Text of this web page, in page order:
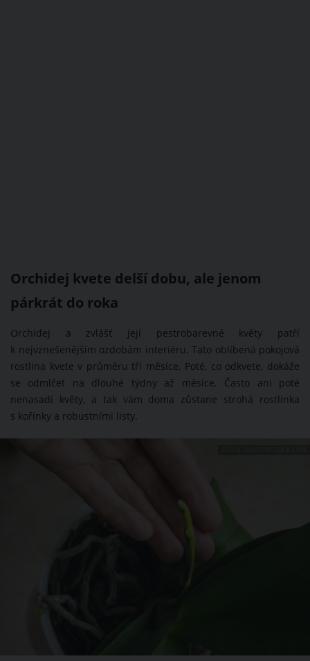
Orchidej kvete delší dobu, ale jenom
párkrát do roka
Orchidej a zvlášť její pestrobarevné květy patří
k nejvznešenějším ozdobám interiéru. Tato oblíbená pokojová
rostlina kvete v průměru tři měsíce. Poté, co odkvete, dokáže
se odmlčet na dlouhé týdny až měsíce. Často ani poté
nenasadí květy, a tak vám doma zůstane strohá rostlinka
s kořínky a robustními listy.